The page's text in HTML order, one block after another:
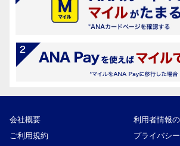
会社概要
利用者情報
ご利用規約
プライバシ